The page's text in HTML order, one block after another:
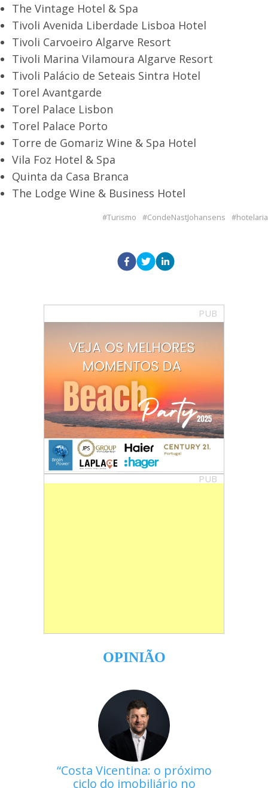
The Vintage Hotel & Spa
Tivoli Avenida Liberdade Lisboa Hotel
Tivoli Carvoeiro Algarve Resort
Tivoli Marina Vilamoura Algarve Resort
Tivoli Palácio de Seteais Sintra Hotel
Torel Avantgarde
Torel Palace Lisbon
Torel Palace Porto
Torre de Gomariz Wine & Spa Hotel
Vila Foz Hotel & Spa
Quinta da Casa Branca
The Lodge Wine & Business Hotel
Turismo CondeNastJohansens hotelaria
PUB
PUB
OPINIÃO
Costa Vicentina: o próximo
ciclo do imobiliário no